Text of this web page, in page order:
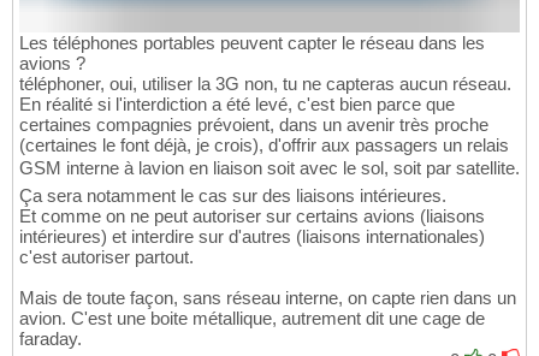
Les téléphones portables peuvent capter le réseau dans les
avions ?
téléphoner, oui, utiliser la 3G non, tu ne capteras aucun réseau.
En réalité si l'interdiction a été levé, c'est bien parce que
certaines compagnies prévoient, dans un avenir très proche
(certaines le font déjà, je crois), d'offrir aux passagers un relais
GSM interne à lavion en liaison soit avec le sol, soit par satellite.
Ça sera notamment le cas sur des liaisons intérieures.
Et comme on ne peut autoriser sur certains avions (liaisons
intérieures) et interdire sur d'autres (liaisons internationales)
c'est autoriser partout.
Mais de toute façon, sans réseau interne, on capte rien dans un
avion. C'est une boite métallique, autrement dit une cage de
faraday.